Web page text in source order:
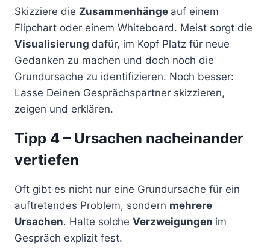
Skizziere die Zusammenhänge auf einem
Flipchart oder einem Whiteboard. Meist sorgt die
Visualisierung dafür, im Kopf Platz für neue
Gedanken zu machen und doch noch die
Grundursache zu identifizieren. Noch besser:
Lasse Deinen Gesprächspartner skizzieren,
zeigen und erklären.
Tipp 4 – Ursachen nacheinander
vertiefen
Oft gibt es nicht nur eine Grundursache für ein
auftretendes Problem, sondern mehrere
Ursachen. Halte solche Verzweigungen im
Gespräch explizit fest.